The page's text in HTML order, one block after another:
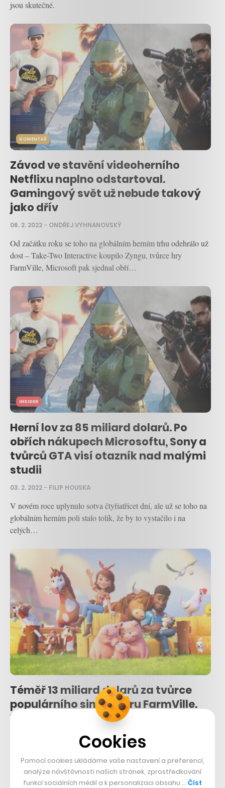
jsou skutečné.
KOMENTÁŘ
Závod ve stavění videoherního
Netflixu naplno odstartoval.
Gamingový svět už nebude takový
jako dřív
06. 2. 2022– ONDŘEJ VYHNANOVSKÝ
Od začátku roku se toho na globálním herním trhu odehrálo už
dost – Take-Two Interactive koupilo Zyngu, tvůrce hry
FarmVille, Microsoft pak sjednal obří…
INSIDER
Herní lov za 85 miliard dolarů. Po
obřích nákupech Microsoftu, Sony a
tvůrců GTA visí otazník nad malými
studii
03. 2. 2022– FILIP HOUSKA
V novém roce uplynulo sotva čtyřiatřicet dní, ale už se toho na
globálním herním poli stalo tolik, že by to vystačilo i na
celých…
Téměř 13 miliard dolarů za tvůrce
populárního simulátoru FarmVille.
Take-Two kupuje herní studio Zynga
FILIP HOUSKA
možná v záložkách svého profilu měli hru pod názvem
FarmVille, kde jste se starali…
Cookies
Pomocí cookies ukládáme vaše nastavení a preferencí,
analýze návštěvnosti našich stránek, zprostředkování
funkcí sociálních médií a k personalizaci obsahu … Číst